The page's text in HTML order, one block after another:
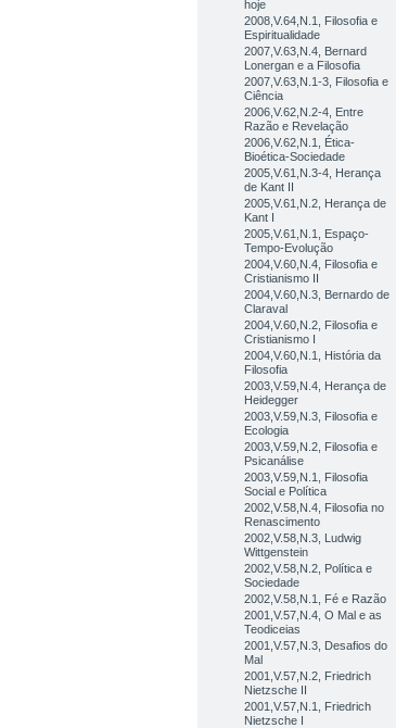
hoje
2008,V.64,N.1, Filosofia e
Espiritualidade
2007,V.63,N.4, Bernard
Lonergan e a Filosofia
2007,V.63,N.1-3, Filosofia e
Ciência
2006,V.62,N.2-4, Entre
Razão e Revelação
2006,V.62,N.1, Ética-
Bioética-Sociedade
2005,V.61,N.3-4, Herança
de Kant II
2005,V.61,N.2, Herança de
Kant I
2005,V.61,N.1, Espaço-
Tempo-Evolução
2004,V.60,N.4, Filosofia e
Cristianismo II
2004,V.60,N.3, Bernardo de
Claraval
2004,V.60,N.2, Filosofia e
Cristianismo I
2004,V.60,N.1, História da
Filosofia
2003,V.59,N.4, Herança de
Heidegger
2003,V.59,N.3, Filosofia e
Ecologia
2003,V.59,N.2, Filosofia e
Psicanálise
2003,V.59,N.1, Filosofia
Social e Política
2002,V.58,N.4, Filosofia no
Renascimento
2002,V.58,N.3, Ludwig
Wittgenstein
2002,V.58,N.2, Política e
Sociedade
2002,V.58,N.1, Fé e Razão
2001,V.57,N.4, O Mal e as
Teodiceias
2001,V.57,N.3, Desafios do
Mal
2001,V.57,N.2, Friedrich
Nietzsche II
2001,V.57,N.1, Friedrich
Nietzsche I